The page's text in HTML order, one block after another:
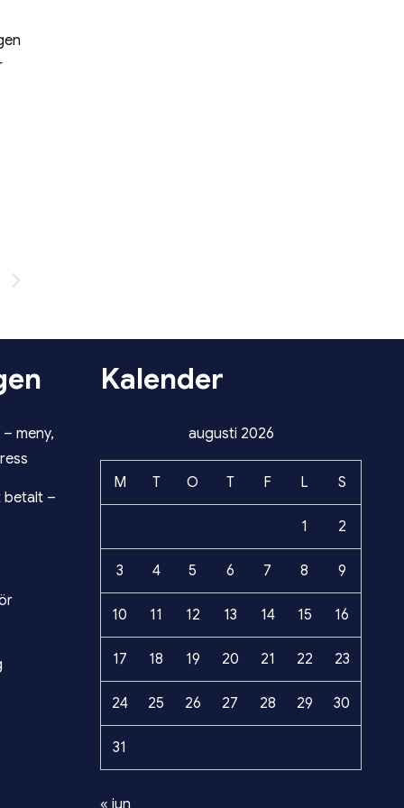
meny,
betalt –
Kalender
augusti 2026
M T O T F L S
1 2
3 4 5 6 7 8 9
10 11 12 13 14 15 16
17 18 19 20 21 22 23
24 25 26 27 28 29 30
31
« jun